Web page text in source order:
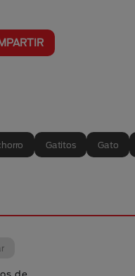
Gatitos Gato